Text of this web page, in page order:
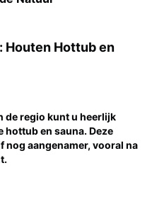
Houten Hottub en
de regio kunt u heerlijk
en sauna. Deze
aangenamer, vooral na